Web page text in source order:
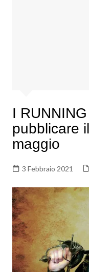
I
pubblicare
maggio
3 Febbraio 2021